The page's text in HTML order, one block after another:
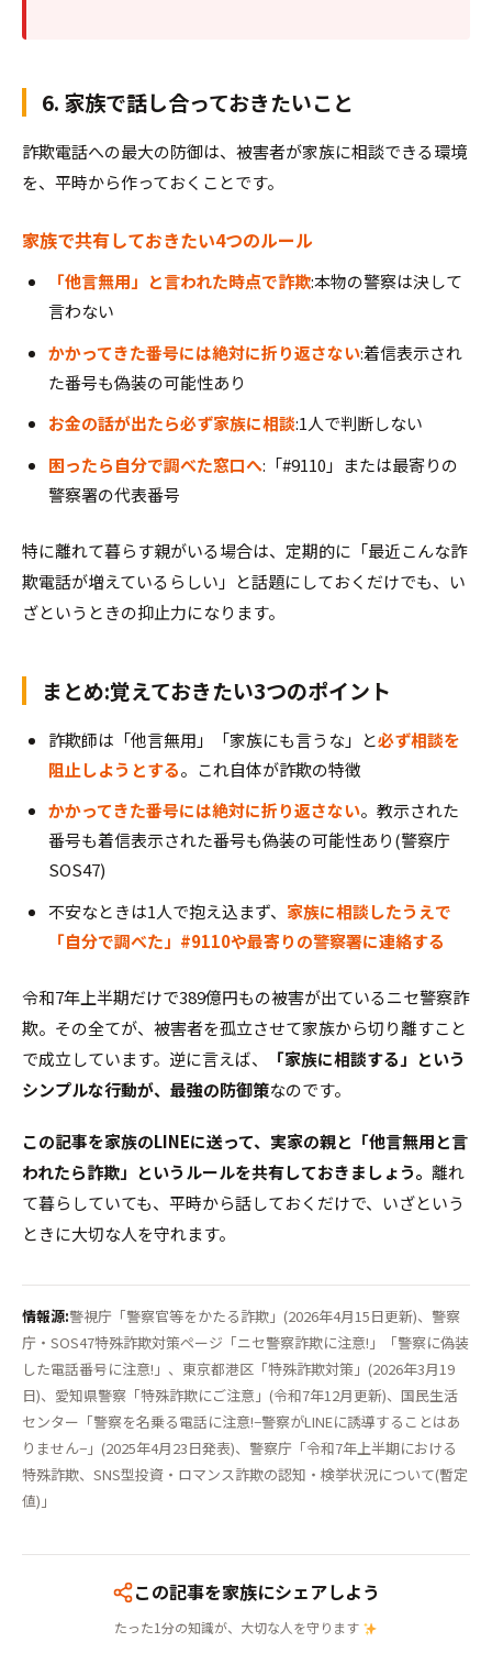
6. 家族で話し合っておきたいこと
詐欺電話への最大の防御は、被害者が家族に相談できる環境
を、平時から作っておくことです。
家族で共有しておきたい4つのルール
「他言無用」と言われた時点で詐欺:本物の警察は決して
言わない
かかってきた番号には絶対に折り返さない:着信表示され
た番号も偽装の可能性あり
お金の話が出たら必ず家族に相談:1人で判断しない
困ったら自分で調べた窓口へ:「#9110」または最寄りの
警察署の代表番号
特に離れて暮らす親がいる場合は、定期的に「最近こんな詐
欺電話が増えているらしい」と話題にしておくだけでも、い
ざというときの抑止力になります。
まとめ:覚えておきたい3つのポイント
詐欺師は「他言無用」「家族にも言うな」と必ず相談を
阻止しようとする。これ自体が詐欺の特徴
かかってきた番号には絶対に折り返さない。教示された
番号も着信表示された番号も偽装の可能性あり(警察庁
SOS47)
不安なときは1人で抱え込まず、 家族に相談したうえで
「自分で調べた」#9110や最寄りの警察署に連絡する
令和7年上半期だけで389億円もの被害が出ているニセ警察詐
欺。その全てが、被害者を孤立させて家族から切り離すこと
で成立しています。逆に言えば、
「家族に相談する」という
シンプルな行動が、最強の防御策なのです。
この記事を家族のLINEに送って、実家の親と「他言無用と言
われたら詐欺」というルールを共有しておきましょう。 離れ
て暮らしていても、平時から話しておくだけで、いざという
ときに大切な人を守れます。
情報源:警視庁「警察官等をかたる詐欺」(2026年4月15日更新)、警察
庁・SOS47特殊詐欺対策ページ「ニセ警察詐欺に注意!」「警察に偽装
した電話番号に注意!」、東京都港区「特殊詐欺対策」(2026年3月19
日)、愛知県警察「特殊詐欺にご注意」(令和7年12月更新)、国民生活
センター「警察を名乗る電話に注意!−警察がLINEに誘導することはあ
りません−」(2025年4月23日発表)、警察庁「令和7年上半期における
特殊詐欺、SNS型投資・ロマンス詐欺の認知・検挙状況について(暫定
値)」
この記事を家族にシェアしよう
たった1分の知識が、大切な人を守ります